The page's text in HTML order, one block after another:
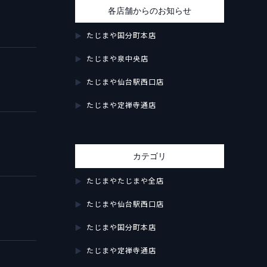
各店舗からのお知らせ
たじまや国分町本店
たじまや泉中央店
たじまや仙台駅西口店
たじまや定禅寺通店
カテゴリ
たじまやたじまや全店
たじまや仙台駅西口店
たじまや国分町本店
たじまや定禅寺通店